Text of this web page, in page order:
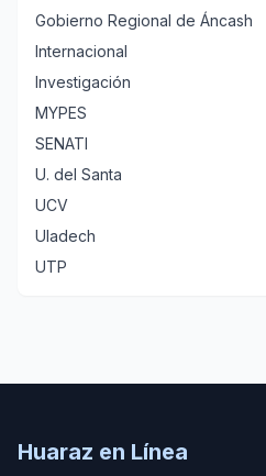
Gobierno Regional de Áncash
Internacional
Investigación
MYPES
SENATI
U. del Santa
UCV
Uladech
UTP
Huaraz en Línea